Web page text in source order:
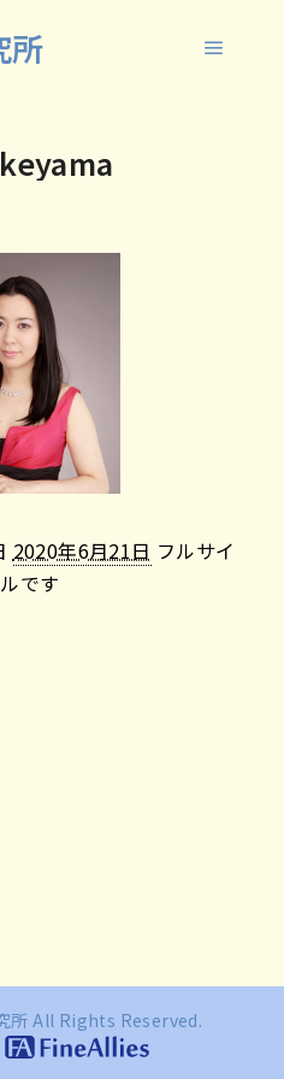
所
2020年6月21日 フルサイ
です
所 All Rights Reserved.